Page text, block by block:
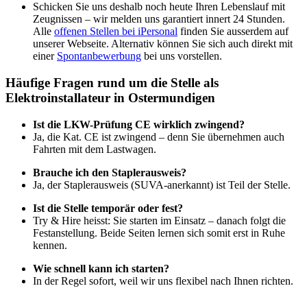
Schicken Sie uns deshalb noch heute Ihren Lebenslauf mit
Zeugnissen – wir melden uns garantiert innert 24 Stunden.
Alle offenen Stellen bei iPersonal finden Sie ausserdem auf
unserer Webseite. Alternativ können Sie sich auch direkt mit
einer Spontanbewerbung bei uns vorstellen.
Häufige Fragen rund um die Stelle als
Elektroinstallateur in Ostermundigen
Ist die LKW-Prüfung CE wirklich zwingend?
Ja, die Kat. CE ist zwingend – denn Sie übernehmen auch
Fahrten mit dem Lastwagen.
Brauche ich den Staplerausweis?
Ja, der Staplerausweis (SUVA-anerkannt) ist Teil der Stelle.
Ist die Stelle temporär oder fest?
Try & Hire heisst: Sie starten im Einsatz – danach folgt die
Festanstellung. Beide Seiten lernen sich somit erst in Ruhe
kennen.
Wie schnell kann ich starten?
In der Regel sofort, weil wir uns flexibel nach Ihnen richten.